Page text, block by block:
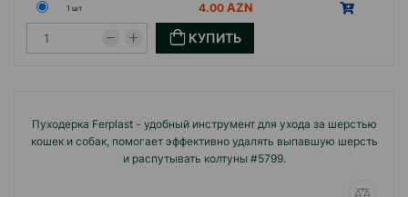
1 шт
4.00
КУПИТЬ
Пуходерка Ferplast - удобный инструмент для ухода за шерстью
кошек и собак, помогает эффективно удалять выпавшую шерсть
и распутывать колтуны #5799.